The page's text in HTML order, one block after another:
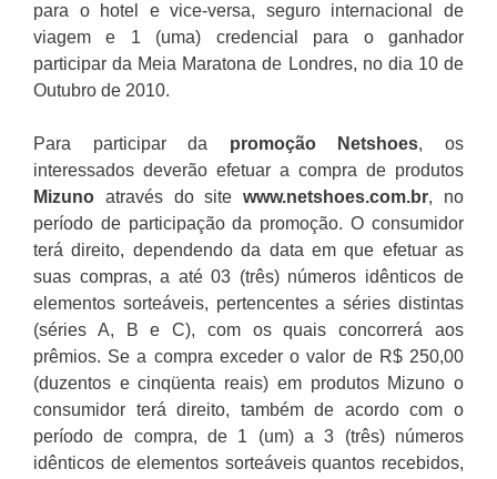
para o hotel e vice-versa, seguro internacional de
viagem e 1 (uma) credencial para o ganhador
participar da Meia Maratona de Londres, no dia 10 de
Outubro de 2010.
Para participar da promoção Netshoes, os
interessados deverão efetuar a compra de produtos
Mizuno através do sitewww.netshoes.com.br, no
período de participação da promoção. O consumidor
terá direito, dependendo da data em que efetuar as
suas compras, a até 03 (três) números idênticos de
elementos sorteáveis, pertencentes a séries distintas
(séries A, B e C), com os quais concorrerá aos
prêmios. Se a compra exceder o valor de R$ 250,00
(duzentos e cinqüenta reais) em produtos Mizuno o
consumidor terá direito, também de acordo com o
período de compra, de 1 (um) a 3 (três) números
idênticos de elementos sorteáveis quantos recebidos,